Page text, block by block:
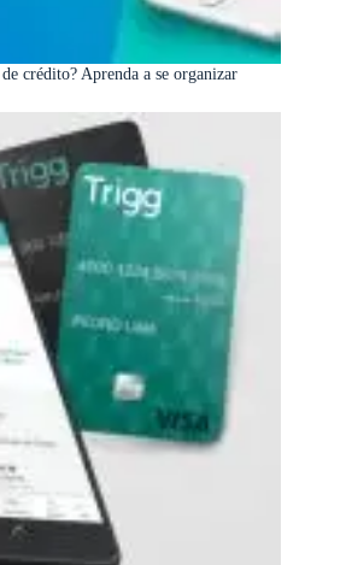
crédito? Aprenda a se organizar